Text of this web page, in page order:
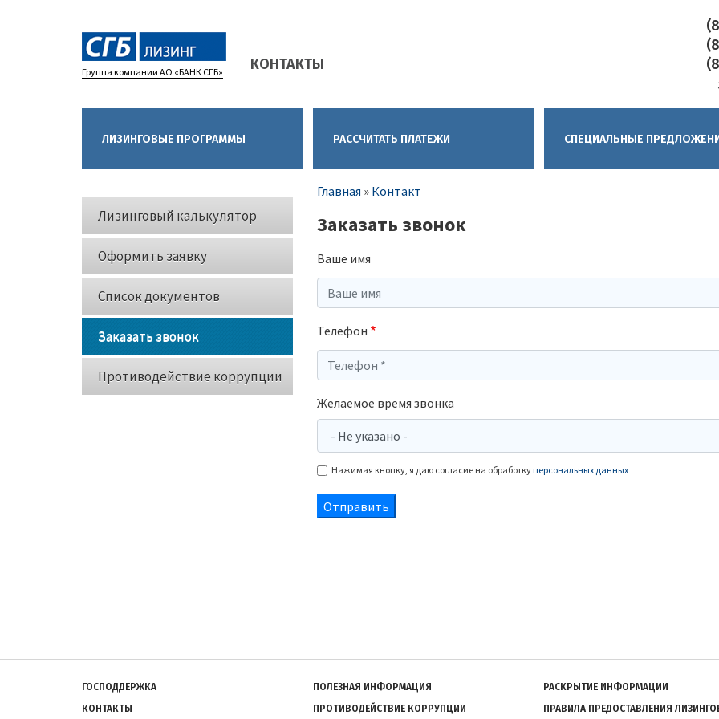
Группа компании АО «БАНК СГБ»
navigation
КОНТАКТЫ
ЛИЗИНГОВЫЕ ПРОГРАММЫ РАССЧИТАТЬ ПЛАТЕЖИ CПЕЦИАЛЬНЫЕ
Кнопки
слева
Лизинговый калькулятор
Оформить заявку
Список документов
Заказать звонок
Противодействие коррупции
Строка
Главная Контакт
Заказать звонок
Ваше имя
Телефон
Желаемое время звонка
Нажимая кнопку, я даю согласие на обработкуперсональных данных
Подвал
ГОСПОДДЕРЖКА
КОНТАКТЫ
ПОЛЕЗНАЯ ИНФОРМАЦИЯ
ПРОТИВОДЕЙСТВИЕ КОРРУПЦИИ
РАСКРЫТИЕ ИНФОРМАЦИИ
ПРАВИЛА ПРЕДОСТАВЛЕНИЯ